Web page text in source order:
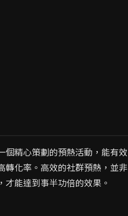
個精心策劃的預熱活動，能有效
轉化率。高效的社群預熱，並非
能達到事半功倍的效果。